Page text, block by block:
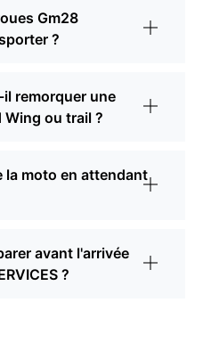
Gm28
?
il remorquer une
ou trail ?
la moto en attendant
avant l'arrivée
?